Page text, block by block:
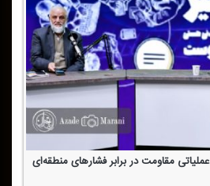
مقاومت در برابر فشارهای منطقه‌ای